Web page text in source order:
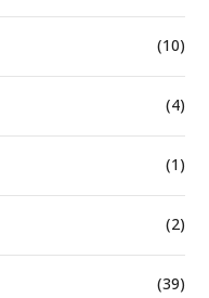
(10)
(4)
(1)
(2)
(39)